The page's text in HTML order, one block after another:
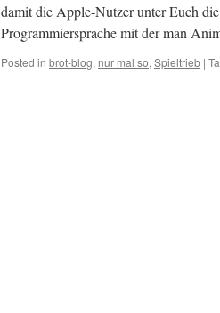
damit die Apple-Nutzer unter Euch
Programmiersprache mit der man
Posted in brot-blog, nur mal so, Spieltrieb |